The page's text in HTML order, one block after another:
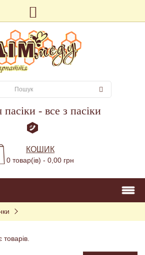
- все з пасіки
КОШИК
0 товар(ів) - 0,00 грн
товарів.